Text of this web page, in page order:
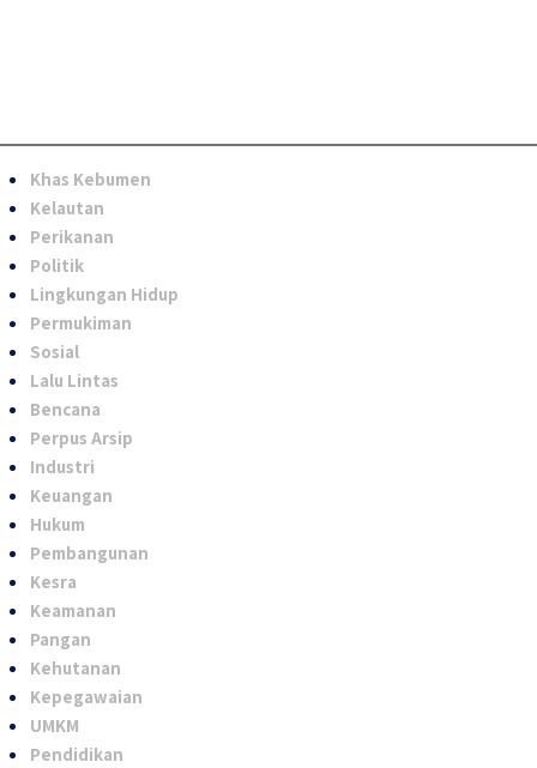
Khas Kebumen
Kelautan
Perikanan
Politik
Lingkungan Hidup
Permukiman
Sosial
Lalu Lintas
Bencana
Perpus Arsip
Industri
Keuangan
Hukum
Pembangunan
Kesra
Keamanan
Pangan
Kehutanan
Kepegawaian
UMKM
Pendidikan